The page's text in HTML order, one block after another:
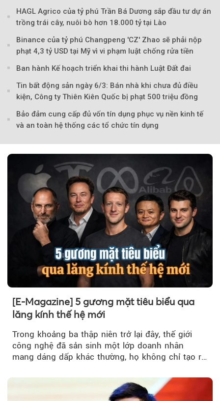
HAGL Agrico của tỷ phú Trần Bá Dương sắp đầu tư dự án
trồng trái cây, nuôi bò hơn 18.000 tỷ tại Lào
Binance của tỷ phú Changpeng 'CZ' Zhao sẽ phải nộp
phạt 4,3 tỷ USD tại Mỹ vì vi phạm luật chống rửa tiền
Ban hành Kế hoạch triển khai thi hành Luật Đất đai
Tin bất động sản ngày 6/3: Bán nhà khi chưa đủ điều
kiện, Công ty Thiên Kiên Quốc bị phạt 500 triệu đồng
Bảo đảm cung cấp đủ vốn tín dụng phục vụ nền kinh tế
và an toàn hệ thống các tổ chức tín dụng
[E-Magazine] 5 gương mặt tiêu biểu qua
lăng kính thế hệ mới
Trong khoảng ba thập niên trở lại đây, thế giới
công nghệ đã sản sinh một lớp doanh nhân
mang dáng dấp khác thường, họ không chỉ tạo ra